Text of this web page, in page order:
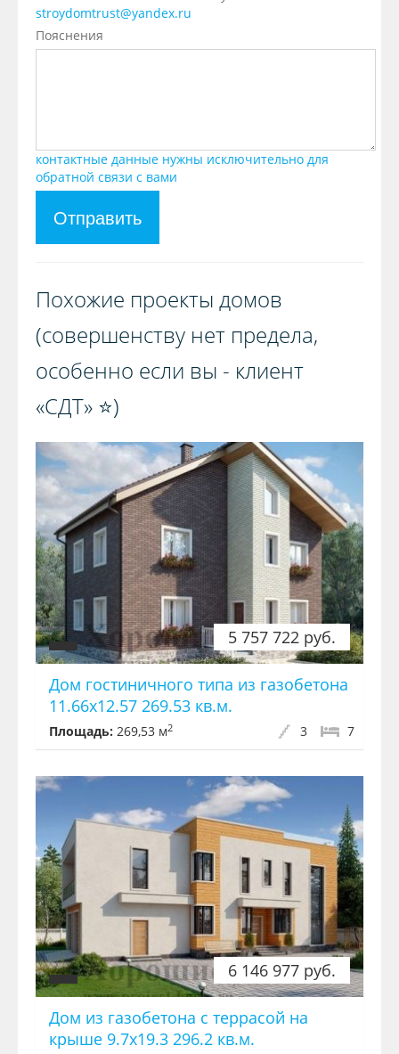
stroydomtrust@yandex.ru
Пояснения
контактные данные нужны исключительно для
обратной связи с вами
Отправить
Похожие проекты домов
(совершенству нет предела,
особенно если вы - клиент
«СДТ» ⭐️)️
5 757 722 руб.
Дом гостиничного типа из газобетона
11.66x12.57 269.53 кв.м.
Площадь: 269,53 м2 7
3
6 146 977 руб.
Дом из газобетона с террасой на
крыше 9.7x19.3 296.2 кв.м.